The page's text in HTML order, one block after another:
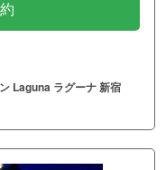
Laguna ラグーナ 新宿